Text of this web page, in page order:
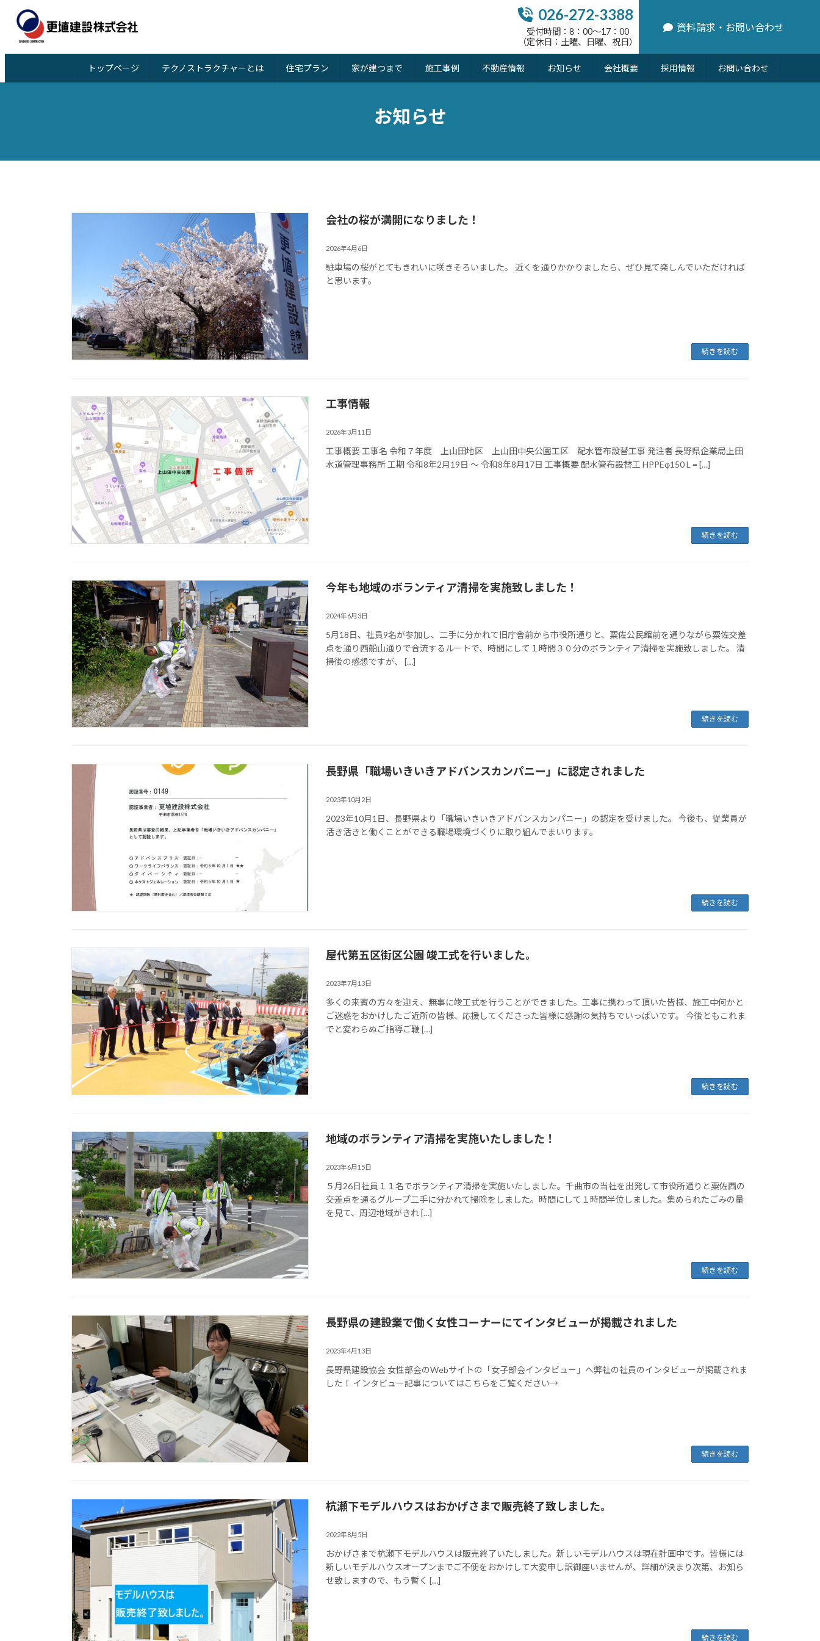
ン
へ
ー
ョ
026-272-3388
受付時間：8：00〜17：00
（定休日：土曜、日曜、祝日）
資料請求・お問い合わせ
トップページ テクノストラクチャーとは 住宅プラン 家が建つまで 施工事例 不動産情報 お知らせ 会社概要 採用情報 お問い合わせ
お知らせ
会社の桜が満開になりました！
2026年4月6日
駐車場の桜がとてもきれいに咲きそろいました。 近くを通りかかりましたら、ぜひ見て楽しんでいただければ
と思います。
続きを読む
工事情報
2026年3月11日
工事概要 工事名 令和７年度 上山田地区 上山田中央公園工区 配水管布設替工事 発注者 長野県企業局上田
水道管理事務所 工期 令和8年2月19日 ～ 令和8年8月17日 工事概要 配水管布設替工 HPPEφ150 L = […]
続きを読む
今年も地域のボランティア清掃を実施致しました！
2024年6月3日
5月18日、社員9名が参加し、二手に分かれて旧庁舎前から市役所通りと、粟佐公民館前を通りながら粟佐交差
点を通り西船山通りで合流するルートで、時間にして１時間３０分のボランティア清掃を実施致しました。 清
掃後の感想ですが、 […]
続きを読む
長野県「職場いきいきアドバンスカンパニー」に認定されました
2023年10月2日
2023年10月1日、長野県より「職場いきいきアドバンスカンパニー」の認定を受けました。 今後も、従業員が
活き活きと働くことができる職場環境づくりに取り組んでまいります。
続きを読む
屋代第五区街区公園 竣工式を行いました。
2023年7月13日
多くの来賓の方々を迎え、無事に竣工式を行うことができました。工事に携わって頂いた皆様、施工中何かと
ご迷惑をおかけしたご近所の皆様、応援してくださった皆様に感謝の気持ちでいっぱいです。 今後ともこれま
でと変わらぬご指導ご鞭 […]
続きを読む
地域のボランティア清掃を実施いたしました！
2023年6月15日
５月26日社員１１名でボランティア清掃を実施いたしました。千曲市の当社を出発して市役所通りと粟佐西の
交差点を通るグループ二手に分かれて掃除をしました。時間にして１時間半位しました。集められたごみの量
を見て、周辺地域がきれ […]
続きを読む
長野県の建設業で働く女性コーナーにてインタビューが掲載されました
2023年4月13日
長野県建設協会 女性部会のWebサイトの「女子部会インタビュー」へ弊社の社員のインタビューが掲載されま
した！ インタビュー記事についてはこちらをご覧ください→
続きを読む
杭瀬下モデルハウスはおかげさまで販売終了致しました。
2022年8月5日
おかげさまで杭瀬下モデルハウスは販売終了いたしました。新しいモデルハウスは現在計画中です。皆様には
新しいモデルハウスオープンまでご不便をおかけして大変申し訳御座いませんが、詳細が決まり次第、お知ら
せ致しますので、もう暫く […]
続きを読む